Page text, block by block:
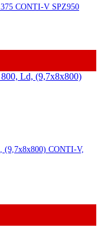
CONTI-V SPZ950
(9,7x8x800) CONTI-V,